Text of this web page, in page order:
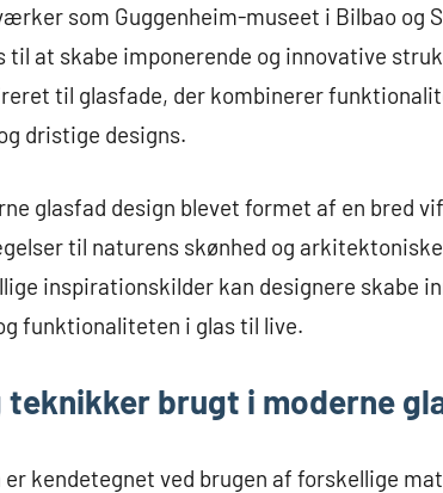
som Guggenheim-museet i Bilbao og
til at skabe imponerende og innovative
til glasfade, der kombinerer
dristige designs.
glasfad design blevet formet af en bred
til naturens skønhed og
inspirationskilder kan designere skabe
funktionaliteten i glas til live.
teknikker brugt i moderne
er kendetegnet ved brugen af forskellige